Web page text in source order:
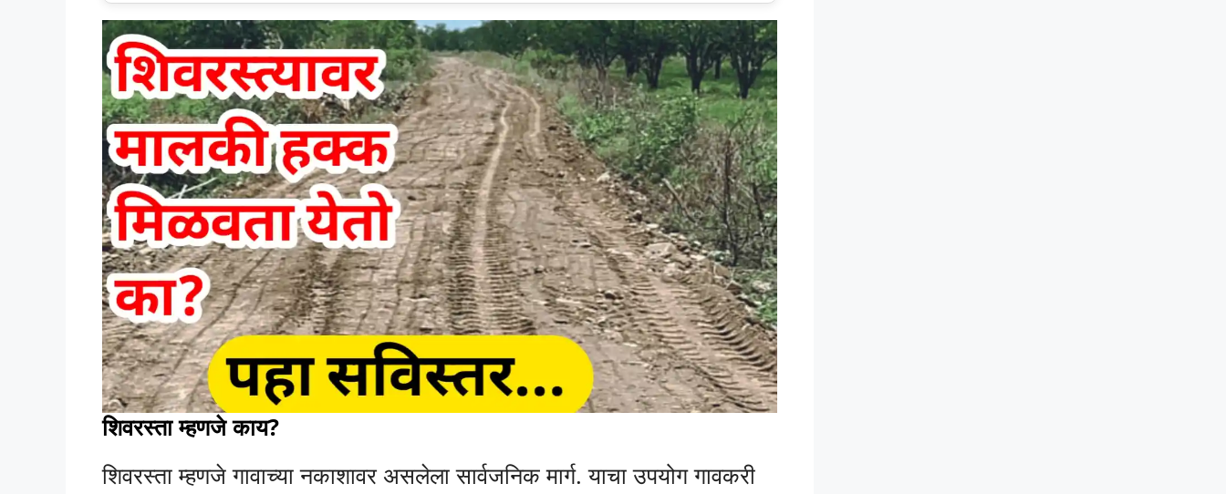
शिवरस्ता म्हणजे काय?
शिवरस्ता म्हणजे गावाच्या नकाशावर असलेला सार्वजनिक मार्ग. याचा उपयोग गावकरी